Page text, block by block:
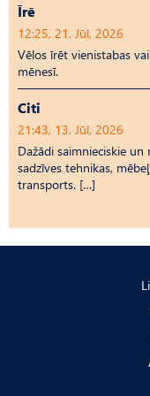
Īrē
12:25, 21. Jūl, 2026
Vēlos īrēt vienistabas
mēnesī.
Citi
21:43, 13. Jūl, 2026
Dažādi saimnieciskie
sadzīves tehnikas,
transports. […]